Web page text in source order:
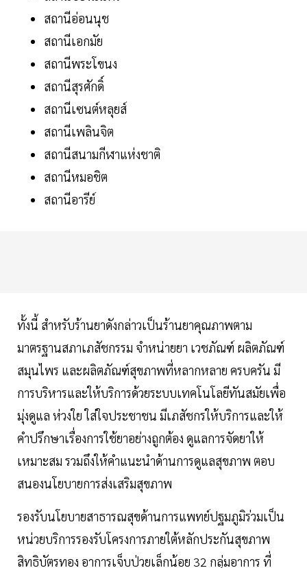
สถานีอ่อนนุช
สถานีเอกมัย
สถานีพระโขนง
สถานีสุรศักดิ์
สถานีเซนต์หลุยส์
สถานีเพลินจิต
สถานีสนามกีฬาแห่งชาติ
สถานีหมอชิต
สถานีอารีย์
ทั้งนี้ สำหรับร้านยาดังกล่าวเป็นร้านยาคุณภาพตาม
มาตรฐานสภาเภสัชกรรม จำหน่ายยา เวชภัณฑ์ ผลิตภัณฑ์
สมุนไพร และผลิตภัณฑ์สุขภาพที่หลากหลาย ครบครัน มี
การบริหารและให้บริการด้วยระบบเทคโนโลยีทันสมัยเพื่อ
มุ่งดูแล ห่วงใย ใส่ใจประชาชน มีเภสัชกรให้บริการและให้
คำปรึกษาเรื่องการใช้ยาอย่างถูกต้อง ดูแลการจัดยาให้
เหมาะสม รวมถึงให้คำแนะนำด้านการดูแลสุขภาพ ตอบ
สนองนโยบายการส่งเสริมสุขภาพ
รองรับนโยบายสาธารณสุขด้านการแพทย์ปฐมภูมิร่วมเป็น
หน่วยบริการรองรับโครงการภายใต้หลักประกันสุขภาพ
สิทธิบัตรทอง อาการเจ็บป่วยเล็กน้อย 32 กลุ่มอาการ ที่